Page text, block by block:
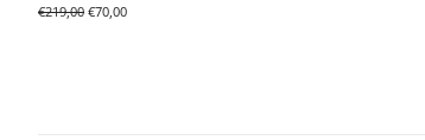
Normale
€219,00 Aanbiedingsprijs
€70,00